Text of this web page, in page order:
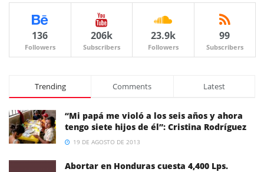
136
Followers
206k
Subscribers
23.9k
Followers
99
Subscribers
Trending Comments Latest
“Mi papá me violó a los seis años y ahora
tengo siete hijos de él”: Cristina Rodríguez
19 DE AGOSTO DE 2013
Abortar en Honduras cuesta 4,400 Lps.